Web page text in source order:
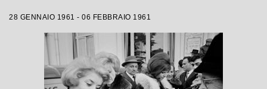
Renis e Betty Curtis
28 GENNAIO 1961 - 06 FEBBRAIO 1961